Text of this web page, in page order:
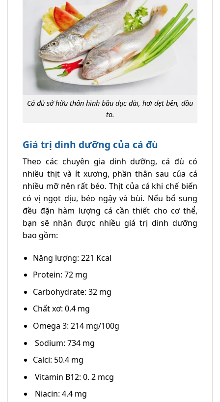
Cá đù sở hữu thân hình bầu dục dài, hơi dẹt bên, đầu
to.
Giá trị dinh dưỡng của cá đù
Theo các chuyên gia dinh dưỡng, cá đù có
nhiều thịt và ít xương, phần thân sau của cá
nhiều mỡ nên rất béo. Thịt của cá khi chế biến
có vị ngọt dịu, béo ngậy và bùi. Nếu bổ sung
đều đặn hàm lượng cá cần thiết cho cơ thể,
bạn sẽ nhận được nhiều giá trị dinh dưỡng
bao gồm:
Năng lượng: 221 Kcal
Protein: 72 mg
Carbohydrate: 32 mg
Chất xơ: 0.4 mg
Omega 3: 214 mg/100g
Sodium: 734 mg
Calci: 50.4 mg
Vitamin B12: 0. 2 mcg
Niacin: 4.4 mg